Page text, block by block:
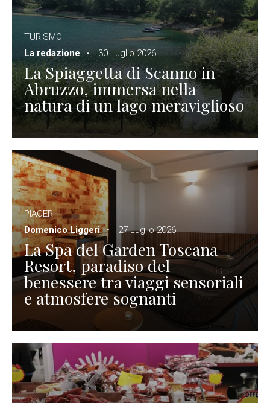
TURISMO
La redazione
30 Luglio 2026
La Spiaggetta di Scanno in
Abruzzo, immersa nella
natura di un lago meraviglioso
PIACERI
Domenico Liggeri
27 Luglio 2026
La Spa del Garden Toscana
Resort, paradiso del
benessere tra viaggi sensoriali
e atmosfere sognanti